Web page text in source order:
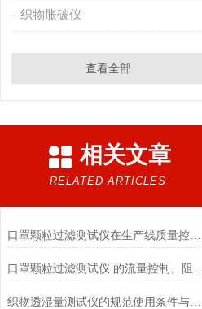
织物胀破仪
查看全部
相关文章
RELATED ARTICLES
口罩颗粒过滤测试仪在生产线质量控制与研发筛选中的实战价值
织物透湿量测试仪的规范使用条件与数据保障前提